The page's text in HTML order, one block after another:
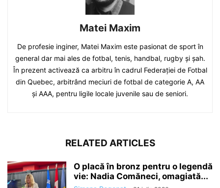
Matei Maxim
De profesie inginer, Matei Maxim este pasionat de sport în
general dar mai ales de fotbal, tenis, handbal, rugby și șah.
În prezent activează ca arbitru în cadrul Federației de Fotbal
din Quebec, arbitrând meciuri de fotbal de categorie A, AA
și AAA, pentru ligile locale juvenile sau de seniori.
RELATED ARTICLES
O placă în bronz pentru o legendă
vie: Nadia Comăneci, omagiată...